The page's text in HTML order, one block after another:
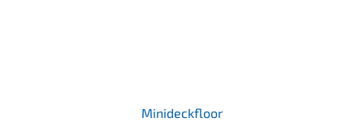
Minideckfloor